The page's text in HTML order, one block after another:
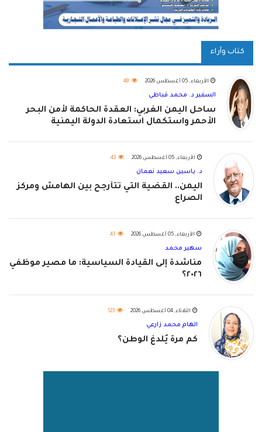
كتاب وآراء
الأربعاء, 05 أغسطس 2026 48
السفير د. محمد قباطي
ساحل اليمن الغربي: العقدة الحاكمة لأمن البحر
الأحمر واستكمال استعادة الدولة اليمنية
الأربعاء, 05 أغسطس 2026 43
د. ياسين سعيد نعمان
اليمن.. القضية التي تتأرجح بين الهامش ومركز
الصراع
الأربعاء, 05 أغسطس 2026 41
سهير محمد
مناشدة إلى القيادة السياسية: ما مصير موظفي
٢٠٢٦؟
الثلاثاء, 04 أغسطس 2026 123
الهام محمد زارعي
كم مرة يُلدغ الوطن؟